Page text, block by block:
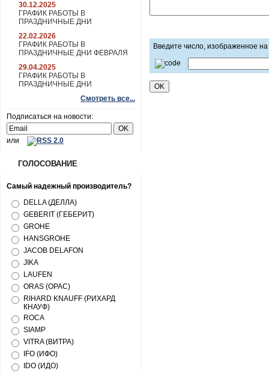
30.12.2025
ГРАФИК РАБОТЫ В
ПРАЗДНИЧНЫЕ ДНИ
22.02.2026
ГРАФИК РАБОТЫ В
ПРАЗДНИЧНЫЕ ДНИ ФЕВРАЛЯ
29.04.2025
ГРАФИК РАБОТЫ В
ПРАЗДНИЧНЫЕ ДНИ
Смотреть все...
Подписаться на новости:
или
ГОЛОСОВАНИЕ
Самый надежный производитель?
DELLA (ДЕЛЛА)
GEBERIT (ГЕБЕРИТ)
GROHE
HANSGROHE
JACOB DELAFON
JIKA
LAUFEN
ORAS (ОРАС)
RIHARD KNAUFF (РИХАРД
КНАУФ)
ROCA
SIAMP
VITRA (ВИТРА)
IFO (ИФО)
IDO (ИДО)
Введите число, изображенное на